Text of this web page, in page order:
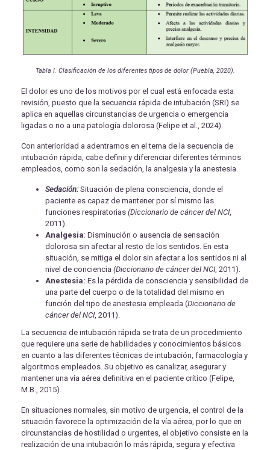
Tabla I. Clasificación de los diferentes tipos de dolor (Puebla, 2020).
El dolor es uno de los motivos por el cual está enfocada esta
revisión, puesto que la secuencia rápida de intubación (SRI) se
aplica en aquellas circunstancias de urgencia o emergencia
ligadas o no a una patología dolorosa (Felipe et al., 2024).
Con anterioridad a adentrarnos en el tema de la secuencia de
intubación rápida, cabe definir y diferenciar diferentes términos
empleados, como son la sedación, la analgesia y la anestesia.
Sedación: Situación de plena consciencia, donde el
paciente es capaz de mantener por sí mismo las
funciones respiratorias (Diccionario de cáncer del NCI,
2011).
Analgesia: Disminución o ausencia de sensación
dolorosa sin afectar al resto de los sentidos. En esta
situación, se mitiga el dolor sin afectar a los sentidos ni al
nivel de conciencia (Diccionario de cáncer del NCI, 2011).
Anestesia: Es la pérdida de consciencia y sensibilidad de
una parte del cuerpo o de la totalidad del mismo en
función del tipo de anestesia empleada (Diccionario de
cáncer del NCI, 2011).
La secuencia de intubación rápida se trata de un procedimiento
que requiere una serie de habilidades y conocimientos básicos
en cuanto a las diferentes técnicas de intubación, farmacología y
algoritmos empleados. Su objetivo es canalizar, asegurar y
mantener una vía aérea definitiva en el paciente crítico (Felipe,
M.B., 2015).
En situaciones normales, sin motivo de urgencia, el control de la
situación favorece la optimización de la vía aérea, por lo que en
circunstancias de hostilidad o urgentes, el objetivo consiste en la
realización de una intubación lo más rápida, segura y efectiva